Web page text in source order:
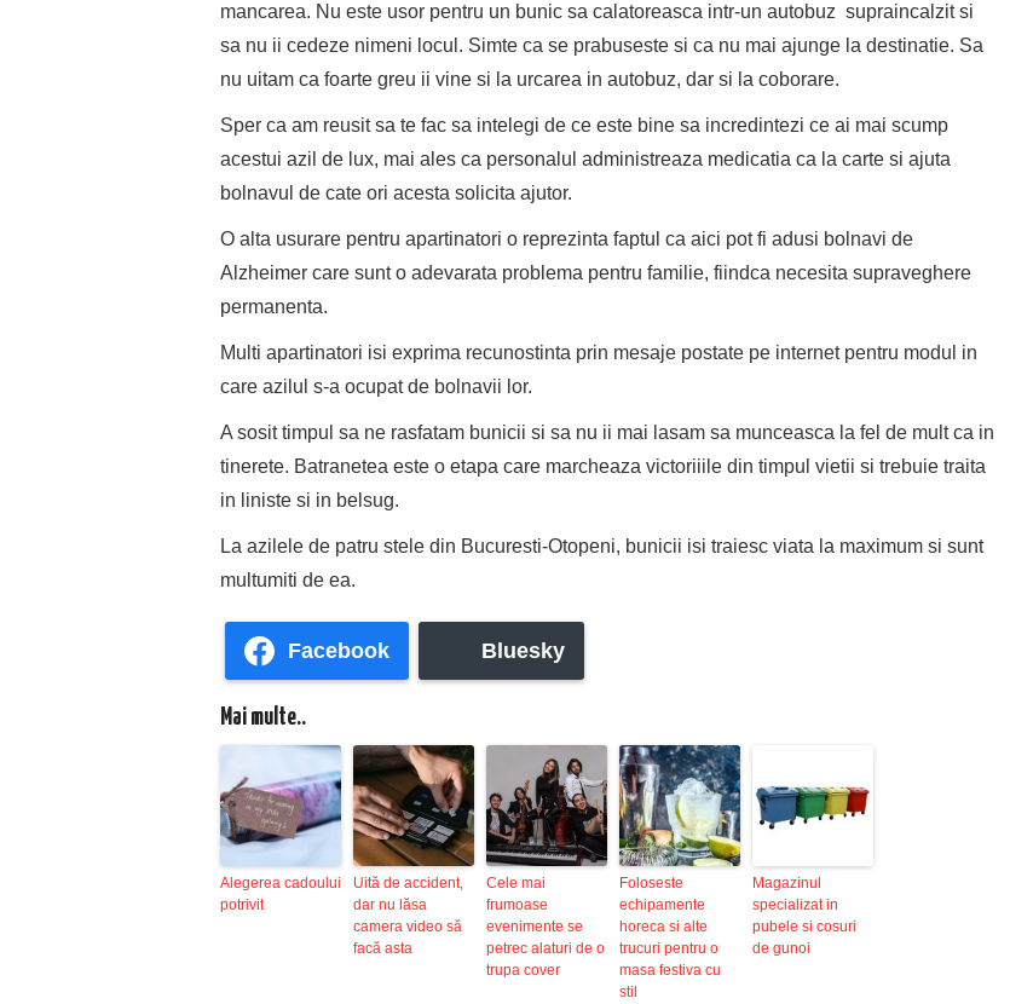
mancarea. Nu este usor pentru un bunic sa calatoreasca intr-un autobuz supraincalzit si
sa nu ii cedeze nimeni locul. Simte ca se prabuseste si ca nu mai ajunge la destinatie. Sa
nu uitam ca foarte greu ii vine si la urcarea in autobuz, dar si la coborare.
Sper ca am reusit sa te fac sa intelegi de ce este bine sa incredintezi ce ai mai scump
acestui azil de lux, mai ales ca personalul administreaza medicatia ca la carte si ajuta
bolnavul de cate ori acesta solicita ajutor.
O alta usurare pentru apartinatori o reprezinta faptul ca aici pot fi adusi bolnavi de
Alzheimer care sunt o adevarata problema pentru familie, fiindca necesita supraveghere
permanenta.
Multi apartinatori isi exprima recunostinta prin mesaje postate pe internet pentru modul in
care azilul s-a ocupat de bolnavii lor.
A sosit timpul sa ne rasfatam bunicii si sa nu ii mai lasam sa munceasca la fel de mult ca in
tinerete. Batranetea este o etapa care marcheaza victoriiile din timpul vietii si trebuie traita
in liniste si in belsug.
La azilele de patru stele din Bucuresti-Otopeni, bunicii isi traiesc viata la maximum si sunt
multumiti de ea.
Facebook Bluesky
Mai multe..
Alegerea cadoului
potrivit
Uită de accident,
dar nu lăsa
camera video să
facă asta
Cele mai
frumoase
evenimente se
petrec alaturi de o
trupa cover
Foloseste
echipamente
horeca si alte
trucuri pentru o
masa festiva cu
stil
Magazinul
specializat in
pubele si cosuri
de gunoi